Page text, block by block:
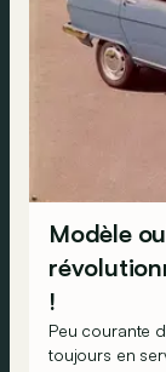
Modèle
!
Peu courante
toujours en